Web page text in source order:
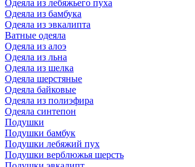
Одеяла из лебяжьего пуха
Одеяла из бамбука
Одеяла из эвкалипта
Ватные одеяла
Одеяла из алоэ
Одеяла из льна
Одеяла из шелка
Одеяла шерстяные
Одеяла байковые
Одеяла из полиэфира
Одеяла синтепон
Подушки
Подушки бамбук
Подушки лебяжий пух
Подушки верблюжья шерсть